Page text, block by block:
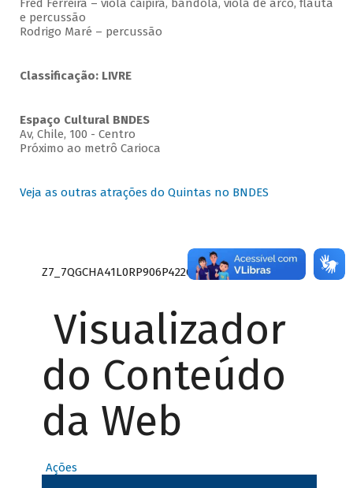
Fred Ferreira – viola caipira, bandola, viola de arco, flauta
e percussão
Rodrigo Maré – percussão
Classificação: LIVRE
Espaço Cultural BNDES
Av, Chile, 100 - Centro
Próximo ao metrô Carioca
Veja as outras atrações do Quintas no BNDES
Z7_7QGCHA41L0RP906P422Q9QGGQ3
Visualizador
do Conteúdo
da Web
Ações